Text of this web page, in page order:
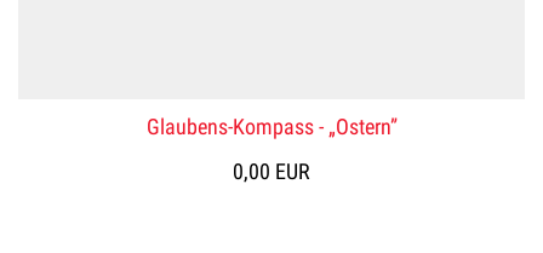
Glaubens-Kompass - „Ostern”
0,00 EUR